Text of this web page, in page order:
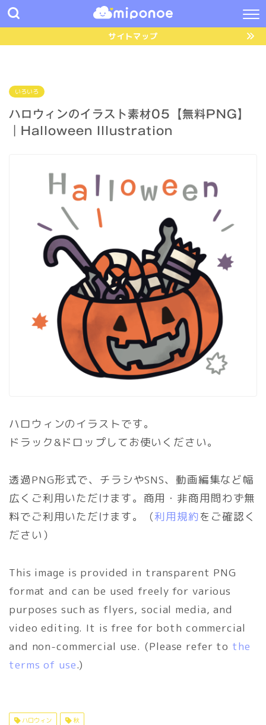
サイトマップ
いろいろ
ハロウィンのイラスト素材05【無料PNG】
｜Halloween Illustration
ハロウィンのイラストです。
ドラック&ドロップしてお使いください。
透過PNG形式で、チラシやSNS、動画編集など幅
広くご利用いただけます。商用・非商用問わず無
料でご利用いただけます。（利用規約をご確認く
ださい）
This image is provided in transparent PNG
format and can be used freely for various
purposes such as flyers, social media, and
video editing. It is free for both commercial
and non-commercial use. (Please refer to the
terms of use.)
ハロウィン 秋